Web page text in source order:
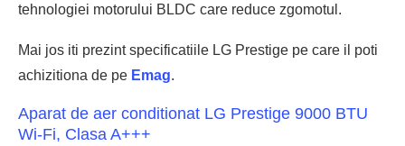
tehnologiei motorului BLDC care reduce zgomotul.
Mai jos iti prezint specificatiile LG Prestige pe care il poti
achizitiona de pe Emag.
Aparat de aer conditionat LG Prestige 9000 BTU
Wi-Fi, Clasa A+++